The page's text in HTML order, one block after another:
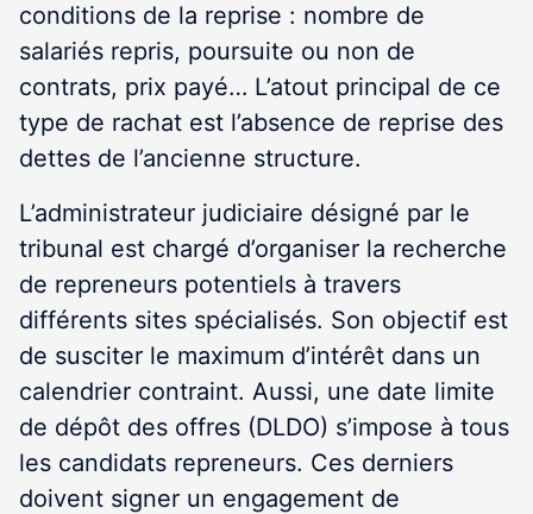
conditions de la reprise : nombre de
salariés repris, poursuite ou non de
contrats, prix payé… L’atout principal de ce
type de rachat est l’absence de reprise des
dettes de l’ancienne structure.
L’administrateur judiciaire désigné par le
tribunal est chargé d’organiser la recherche
de repreneurs potentiels à travers
différents sites spécialisés. Son objectif est
de susciter le maximum d’intérêt dans un
calendrier contraint. Aussi, une date limite
de dépôt des offres (DLDO) s’impose à tous
les candidats repreneurs. Ces derniers
doivent signer un engagement de